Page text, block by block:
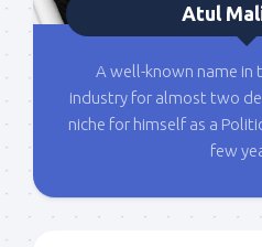
Atul
A well-known name in
industry for almost two
niche for himself as a
few